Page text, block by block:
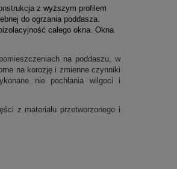
z wyższym profilem
do ogrzania poddasza.
całego okna. Okna
na poddaszu, w
na korozję i zmienne czynniki
nie pochłania wilgoci i
z materiału przetworzonego i